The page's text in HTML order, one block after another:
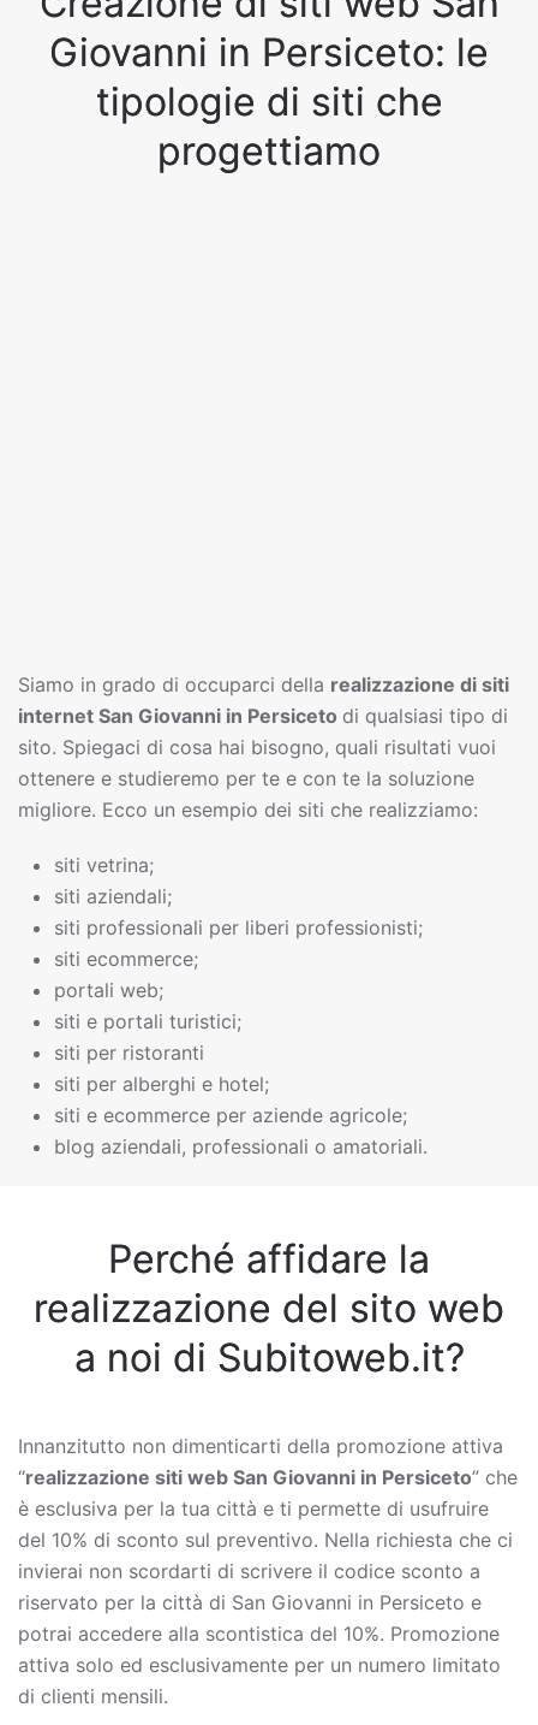
Giovanni in Persiceto: le
tipologie di siti che
progettiamo
Siamo in grado di occuparci della realizzazione di siti
internet San Giovanni in Persiceto di qualsiasi tipo di
sito. Spiegaci di cosa hai bisogno, quali risultati vuoi
ottenere e studieremo per te e con te la soluzione
migliore. Ecco un esempio dei siti che realizziamo:
siti vetrina;
siti aziendali;
siti professionali per liberi professionisti;
siti ecommerce;
portali web;
siti e portali turistici;
siti per ristoranti
siti per alberghi e hotel;
siti e ecommerce per aziende agricole;
blog aziendali, professionali o amatoriali.
Perché affidare la
realizzazione del sito web
a noi di Subitoweb.it?
Innanzitutto non dimenticarti della promozione attiva
“realizzazione siti web San Giovanni in Persiceto” che
è esclusiva per la tua città e ti permette di usufruire
del 10% di sconto sul preventivo. Nella richiesta che ci
invierai non scordarti di scrivere il codice sconto a
riservato per la città di San Giovanni in Persiceto e
potrai accedere alla scontistica del 10%. Promozione
attiva solo ed esclusivamente per un numero limitato
di clienti mensili.